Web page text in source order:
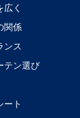
広く
関係
ンス
テン選び
ート